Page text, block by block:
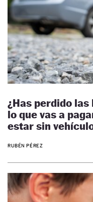
¿Has perdido las
lo que vas a
estar sin
RUBÉN PÉREZ